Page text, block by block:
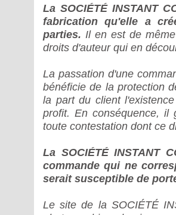
La SOCIÉTÉ INSTANT
fabrication qu'elle a
parties. Il en est de
droits d'auteur qui en
La passation d'une
bénéficie de la protection
la part du client
profit. En conséquence, il
toute contestation dont ce
La SOCIÉTÉ INSTANT
commande qui ne
serait susceptible de
Le site de la SOCIÉTÉ